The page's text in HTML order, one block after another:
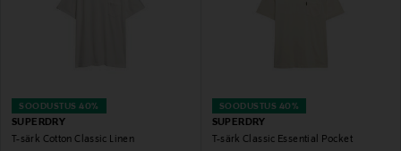
SOODUSTUS 40%
SUPERDRY
T-särk Cotton Classic Linen
SOODUSTUS 40%
SUPERDRY
T-särk Classic Essential Pocket